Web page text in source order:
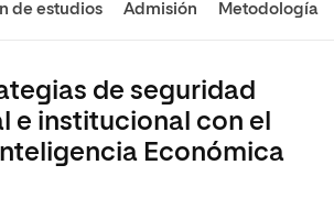
de estudios Admisión Metodología
de seguridad
e institucional con el
Económica